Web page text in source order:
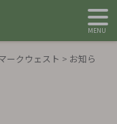
ークウェスト > お知ら
MENU